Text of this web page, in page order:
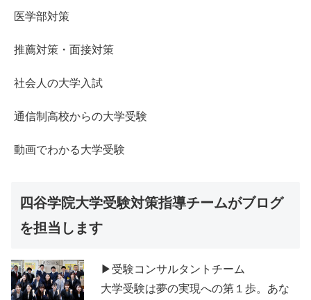
医学部対策
推薦対策・面接対策
社会人の大学入試
通信制高校からの大学受験
動画でわかる大学受験
四谷学院大学受験対策指導チームがブログ
を担当します
▶受験コンサルタントチーム
大学受験は夢の実現への第１歩。あな